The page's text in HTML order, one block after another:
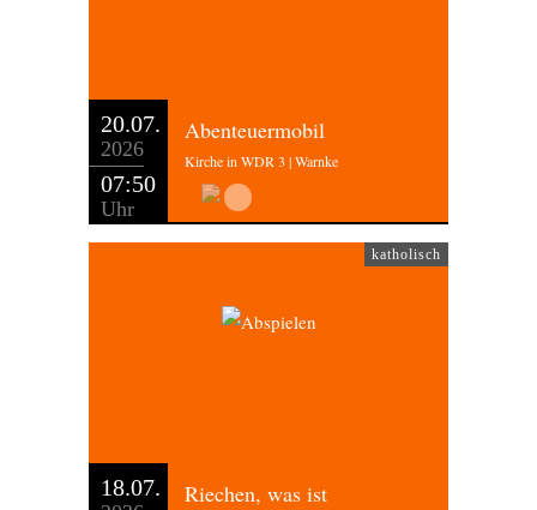
20.07.
2026
07:50
Uhr
Abenteuermobil
Kirche in WDR 3 | Warnke
katholisch
18.07. Riechen, was ist